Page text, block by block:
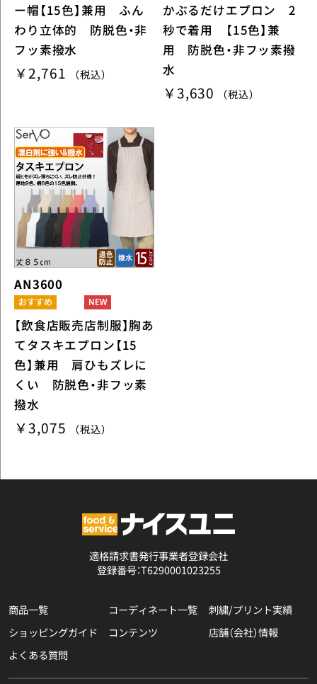
ー帽【15色】兼用 ふん
わり立体的 防脱色・非
フッ素撥水
￥2,761 （税込）
かぶるだけエプロン 2
秒で着用 【15色】兼
用 防脱色・非フッ素撥
水
￥3,630 （税込）
AN3600
【飲食店販売店制服】胸あ
てタスキエプロン【15
色】兼用 肩ひもズレに
くい 防脱色・非フッ素
撥水
￥3,075 （税込）
適格請求書発行事業者登録会社
登録番号：T6290001023255
商品一覧 コーディネート一覧
刺繍/プリント実績
ショッピングガイド
コンテンツ
店舗（会社）情報
よくある質問